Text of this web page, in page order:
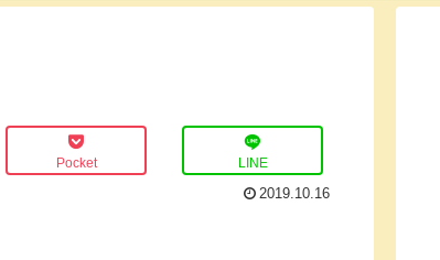
Pocket LINE
2019.10.16